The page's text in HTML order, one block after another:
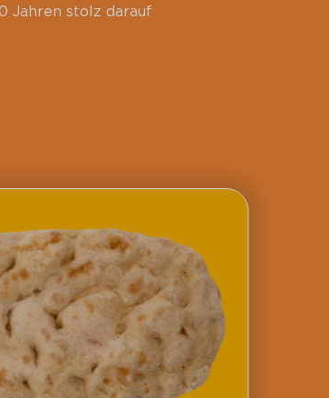
Jahren stolz darauf